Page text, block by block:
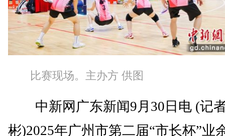
比赛现场。主办方 供图
中新网广东新闻9月30日电 (记
彬)2025年广州市第二届“市长杯”业